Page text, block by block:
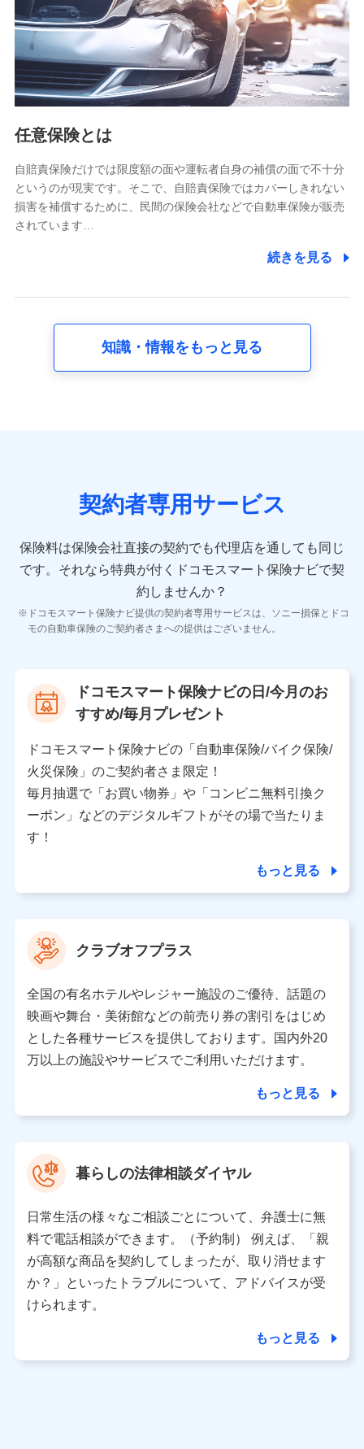
基本情報
氏名、電話番号、メールアドレス、お客さまの識別子、
属性、連絡先、dポイントサービスのご利用に関する情
報。例として、dポイントカード番号、性別、年齢、家族
構成、住所、dポイント残高、dポイント利用履歴などが
含まれます。
当社又は株式会社NTTドコモが提供する各種サービスな
又は株式会社NTTドコモが提供する各種サービスのご契
約状態・ご利用履歴インターネット利用時の行動に関す
る情報、アプリケーション利用時の行動に関する情報、
購入されたサービスや商品の名称・購入場所・決済に関
する情報、アンケートの回答に関する情報などが含まれ
の内容、保険料、保険料のお支払方法、車のメーカーや
走行距離などの情報、建物の構造や築年数などの情報、
険契約に関する情報。例として、保険契約者及び被保険
者の氏名、住所、生年月日、性別、保険契約者と被保険
報、建物の構造や築年数などの情報、ペットの種類や年
齢などの情報などが含まれます。
【共同して利用する者の範囲】
当社
当社又は株式会社NTTドコモが提供する保険関連サービ
スにおけるユーザ登録受付および管理のため
を受けている保険会社・提携会社の保険その他に関する
情報を提供するため、また維持管理等の委託業務遂行の
ため、またそれらに付帯、関連する当社、株式会社NTT
ドコモおよび提携会社のサービスを案内、提供するため
（各サービスで取得したサービス利用履歴、ウェブサイ
トの閲覧履歴、購買履歴、ご契約内容等のパーソナルデ
ータを分析して、お客さまの趣味・嗜好・傾向に応じた
上記に係る案内・手続き・管理等付帯業務を行うため
【当該個人データの管理について責任を有する者の名称・住
所・代表者名】
当該個人データを取り扱う各共同利用者（詳細は次のとお
り）
東京都千代田区永田町2丁目11番1号 山王パークタワー
株式会社NTTドコモ 代表取締役社長 前田 義晃
東京都中央区日本橋人形町2-14-10 アーバンネット日本橋
ビル 3F
※ 当社および株式会社NTTドコモは、お客さまの情報を利
データ憲章」に定める行動原則を順守します 。
※ パーソナルデータダッシュボードの「第三者提供の管
理」の設定状態にかかわらず、共同利用する場合がありま
※ dポイントクラブ会員ではないお客さま（2019年12月11
日以降、一度もdポイントクラブ会員であったことがないお
個人データは、こちら の利用目的の範囲内に限って共同利
用します。
任意保険とは
自賠責保険だけでは限度額の面や運転者自身の補償の面で不十分
というのが現実です。そこで、自賠責保険ではカバーしきれない
損害を補償するために、民間の保険会社などで自動車保険が販売
されています…
続きを見る
知識・情報をもっと見る
契約者専用サービス
保険料は保険会社直接の契約でも代理店を通しても同じ
です。 それなら特典が付くドコモスマート保険ナビで契
約しませんか？
ドコモスマート保険ナビ提供の契約者専用サービスは、ソニー損保とドコ
モの自動車保険のご契約者さまへの提供はございません。
ドコモスマート保険ナビの日/今月のお
すすめ/毎月プレゼント
ドコモスマート保険ナビの「自動車保険/バイク保険/
火災保険」のご契約者さま限定！
毎月抽選で「お買い物券」や「コンビニ無料引換ク
ーポン」などのデジタルギフトがその場で当たりま
す！
もっと見る
クラブオフプラス
全国の有名ホテルやレジャー施設のご優待、話題の
映画や舞台・美術館などの前売り券の割引をはじめ
とした各種サービスを提供しております。国内外20
万以上の施設やサービスでご利用いただけます。
もっと見る
暮らしの法律相談ダイヤル
日常生活の様々なご相談ごとについて、弁護士に無
料で電話相談ができます。（予約制） 例えば、「親
が高額な商品を契約してしまったが、取り消せます
か？」といったトラブルについて、アドバイスが受
けられます。
もっと見る